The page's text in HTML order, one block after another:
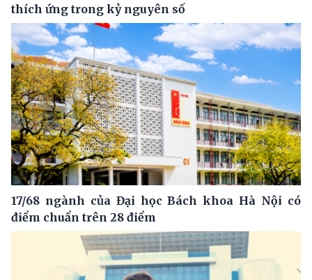
thích ứng trong kỷ nguyên số
17/68 ngành của Đại học Bách khoa Hà Nội có
điểm chuẩn trên 28 điểm